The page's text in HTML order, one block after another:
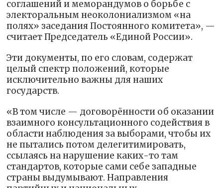
соглашений и меморандумов о борьбе с
электоральным неоколониализмом «на
полях» заседания Постоянного комитета», —
считает Председатель «Единой России».
Эти документы, по его словам, содержат
целый спектр положений, которые
исключительно важны для наших
государств.
«В том числе — договорённости об оказании
взаимного консультационного содействия в
области наблюдения за выборами, чтобы их
не пытались потом делегитимировать,
ссылаясь на нарушение каких-то там
стандартов, которые сами себе западные
страны выдумывают. Направления